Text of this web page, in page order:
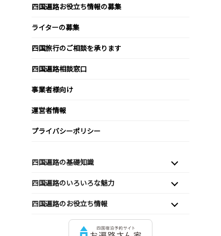
四国遍路お役立ち情報の募集
ライターの募集
四国旅行のご相談を承ります
四国遍路相談窓口
事業者様向け
運営者情報
プライバシーポリシー
四国遍路の基礎知識
四国遍路のいろいろな魅力
四国遍路のお役立ち情報